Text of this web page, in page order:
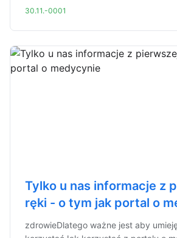
30.11.-0001
Tylko u nas informacje z
ręki - o tym jak portal o
zdrowieDlatego ważne jest aby